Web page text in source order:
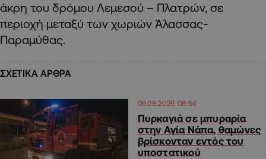
άκρη του δρόμου Λεμεσού – Πλατρών, σε
περιοχή μεταξύ των χωριών Άλασσας-
Παραμύθας.
ΣΧΕΤΙΚΑ ΑΡΘΡΑ
06.08.2026 08:56
Πυρκαγιά σε μπυραρία
στην Αγία Νάπα, θαμώνες
βρίσκονταν εντός του
υποστατικού